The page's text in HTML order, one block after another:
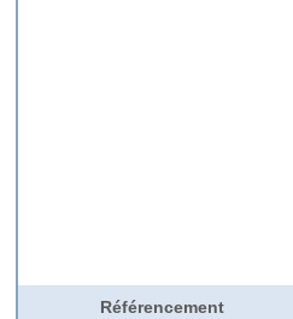
Référencement